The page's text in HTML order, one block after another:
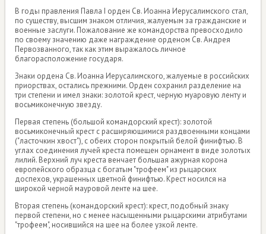
В годы правления Павла I орден Св. Иоанна Иерусалимского стал,
по существу, высшим знаком отличия, жалуемым за гражданские и
военные заслуги. Пожалование же командорства превосходило
по своему значению даже награждение орденом Св. Андрея
Первозванного, так как этим выражалось личное
благорасположение государя.
Знаки ордена Св. Иоанна Иерусалимского, жалуемые в российских
приорствах, остались прежними. Орден сохранил разделение на
три степени и имел знаки: золотой крест, черную муаровую ленту и
восьмиконечную звезду.
Первая степень (большой командорский крест): золотой
восьмиконечный крест с расширяющимися раздвоенными концами
("ласточкин хвост"), с обеих сторон покрытый белой финифтью. В
углах соединения лучей креста помещен орнамент в виде золотых
лилий. Верхний луч креста венчает большая ажурная корона
европейского образца с богатым "трофеем" из рыцарских
доспехов, украшенных цветной финифтью. Крест носился на
широкой черной мауровой ленте на шее.
Вторая степень (командорский крест): крест, подобный знаку
первой степени, но с менее насыщенными рыцарскими атрибутами
"трофеем", носившийся на шее на более узкой ленте.